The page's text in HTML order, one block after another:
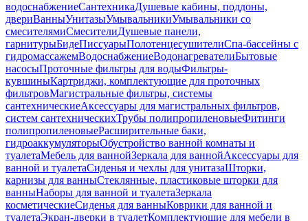
водоснабжениеСантехникаДушевые кабины, поддоны,
двериВанныУнитазыУмывальникиУмывальники со
смесителямиСмесителиДушевые панели,
гарнитурыБидеПиссуарыПолотенцесушителиСпа-бассейны с
гидромассажемВодоснабжениеВодонагревателиБытовые
насосыПроточные фильтры для водыФильтры-
кувшиныКартриджи, комплектующие для проточных
фильтровМагистральные фильтры, системы
сантехническиеАксессуары для магистральных фильтров,
систем сантехническихТрубы полипропиленовыеФитинги
полипропиленовыеРасширительные баки,
гидроаккумуляторыОбустройство ванной комнаты и
туалетаМебель для ваннойЗеркала для ваннойАксессуары для
ванной и туалетаСиденья и чехлы для унитазаШторки,
карнизы для ванныСтеклянные, пластиковые шторки для
ванныНаборы для ванной и туалетаЗеркала
косметическиеСиденья для ванныКоврики для ванной и
туалетаЭкран-дверки в туалетКомплектующие для мебели в